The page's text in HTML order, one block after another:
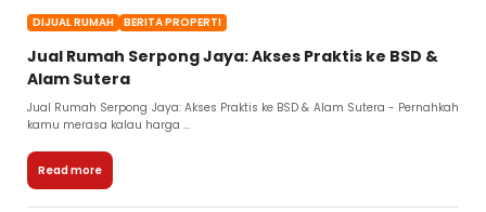
DIJUAL RUMAH BERITA PROPERTI
Jual Rumah Serpong Jaya: Akses Praktis ke BSD &
Alam Sutera
Jual Rumah Serpong Jaya: Akses Praktis ke BSD & Alam Sutera - Pernahkah
kamu merasa kalau harga ...
Read more